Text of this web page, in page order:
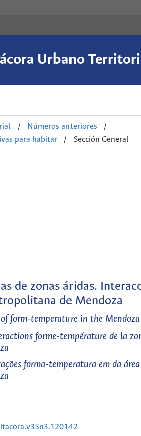
Urbano
/ Números anteriores
/
para habitar
/ Sección General
de zonas áridas.
de Mendoza
form-temperature in the
forme-température de la
forma-temperatura em da